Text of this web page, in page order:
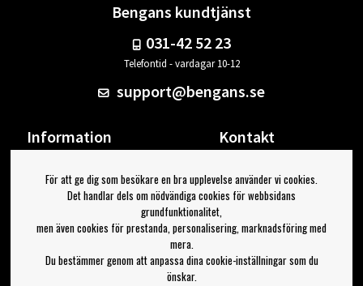
Bengans kundtjänst
031-42 52 23
Telefontid - vardagar 10-12
support@bengans.se
Information
Om Bengans
FAQ / Köp- & Leveransvillkor
Kontakt
Din sida
Logga ut
Jag vill ha tips från Bengans
För att ge dig som besökare en bra upplevelse använder vi cookies.
Det handlar dels om nödvändiga cookies för webbsidans
grundfunktionalitet,
men även cookies för prestanda, personalisering, marknadsföring med
mera.
Du bestämmer genom att anpassa dina cookie-inställningar som du
önskar.